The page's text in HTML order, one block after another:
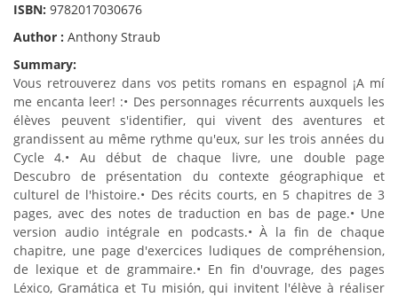
ISBN: 9782017030676
Author : Anthony Straub
Summary:
Vous retrouverez dans vos petits romans en espagnol ¡A mí
me encanta leer! :• Des personnages récurrents auxquels les
élèves peuvent s'identifier, qui vivent des aventures et
grandissent au même rythme qu'eux, sur les trois années du
Cycle 4.• Au début de chaque livre, une double page
Descubro de présentation du contexte géographique et
culturel de l'histoire.• Des récits courts, en 5 chapitres de 3
pages, avec des notes de traduction en bas de page.• Une
version audio intégrale en podcasts.• À la fin de chaque
chapitre, une page d'exercices ludiques de compréhension,
de lexique et de grammaire.• En fin d'ouvrage, des pages
Léxico, Gramática et Tu misión, qui invitent l'élève à réaliser